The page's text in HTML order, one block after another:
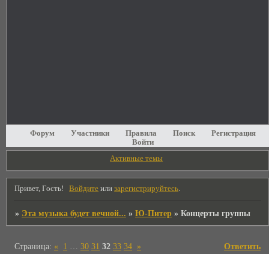
Форум Участники Правила Поиск
Регистрация
Войти
Активные темы
Привет, Гость! Войдите илизарегистрируйтесь.
» Эта музыка будет вечной... »Ю-Питер »Концерты группы
Страница: « 1 … 30 31 32 33 34 » Ответить